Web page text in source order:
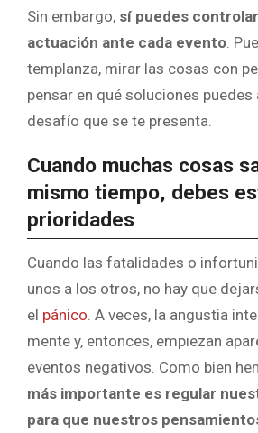
Sin embargo, sí puedes
actuación ante cada evento.
templanza, mirar las cosas con
pensar en qué soluciones
desafío que se te presenta.
Cuando muchas cosas
mismo tiempo, debes
prioridades
Cuando las fatalidades o
unos a los otros, no hay que
el pánico . A veces, la angustia
mente y, entonces, empiezan
eventos negativos. Como bien
más importante es regular
para que nuestros